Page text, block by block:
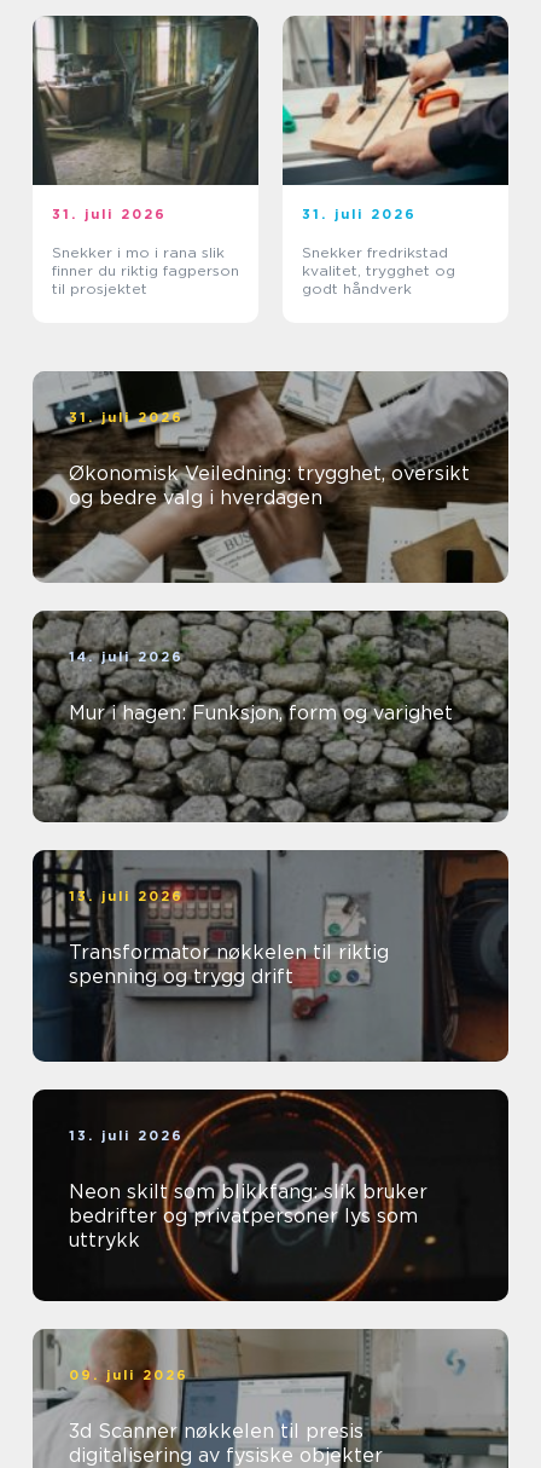
31. juli 2026
Snekker i mo i rana slik
finner du riktig fagperson
til prosjektet
31. juli 2026
Snekker fredrikstad
kvalitet, trygghet og
godt håndverk
31. juli 2026
Økonomisk Veiledning: trygghet, oversikt
og bedre valg i hverdagen
14. juli 2026
Mur i hagen: Funksjon, form og varighet
13. juli 2026
Transformator nøkkelen til riktig
spenning og trygg drift
13. juli 2026
Neon skilt som blikkfang: slik bruker
bedrifter og privatpersoner lys som
uttrykk
09. juli 2026
3d Scanner nøkkelen til presis
digitalisering av fysiske objekter